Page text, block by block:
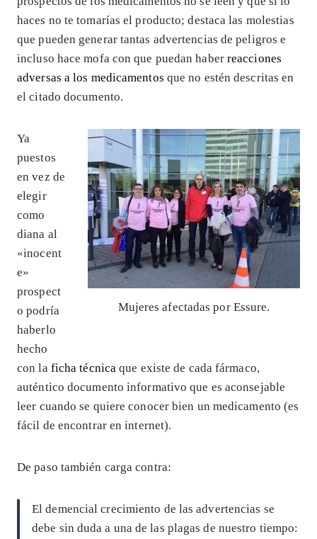
haces no te tomarías el producto; destaca las molestias
que pueden generar tantas advertencias de peligros e
incluso hace mofa con que puedan haber reacciones
adversas a los medicamentos que no estén descritas en
el citado documento.
Mujeres afectadas por Essure.
Ya
puestos
en vez de
elegir
como
diana al
«inocent
e»
prospect
o podría
haberlo
hecho
con la ficha técnica que existe de cada fármaco,
auténtico documento informativo que es aconsejable
leer cuando se quiere conocer bien un medicamento (es
fácil de encontrar en internet).
De paso también carga contra:
El demencial crecimiento de las advertencias se
debe sin duda a una de las plagas de nuestro tiempo: